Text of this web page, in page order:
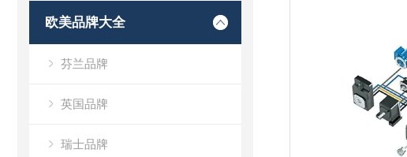
欧美品牌大全
芬兰品牌
英国品牌
瑞士品牌